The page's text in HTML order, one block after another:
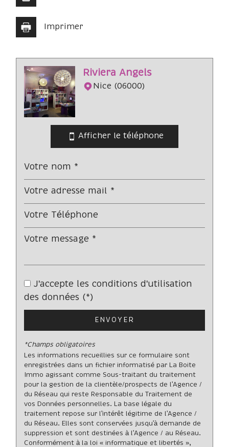
Bar
Collège
École maternelle
École primaire
Lycée
statistiques
Taxe habitation 21,31 %
Habitants de moins de 25 ans
Habitants de plus de 55 ans 34,25 %
Nombre d'enfants par famille 0,88
Familles sans enfant 48,67 %
Familles avec 1 ou 2 enfants
Appartements 92,10 %
Imprimer
Riviera Angels
Nice (06000)
Afficher le téléphone
J'accepte les conditions d'utilisation
des données (*)
ENVOYER
*Champs obligatoires
Les informations recueillies sur ce formulaire sont
enregistrées dans un fichier informatisé par La Boite
Immo agissant comme Sous-traitant du traitement
pour la gestion de la clientèle/prospects de l'Agence /
du Réseau qui reste Responsable du Traitement de
vos Données personnelles. La base légale du
traitement repose sur l'intérêt légitime de l'Agence /
du Réseau. Elles sont conservées jusqu'à demande de
suppression et sont destinées à l'Agence / au Réseau.
Conformément à la loi « informatique et libertés »,